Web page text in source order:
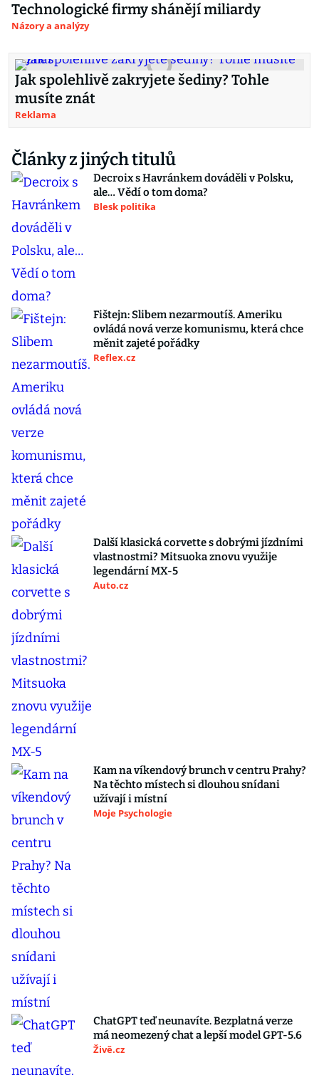
Technologické firmy shánějí miliardy
Názory a analýzy
Jak spolehlivě zakryjete šediny? Tohle
musíte znát
Reklama
Články z jiných titulů
Decroix s Havránkem dováděli v Polsku,
ale… Vědí o tom doma?
Blesk politika
Fištejn: Slibem nezarmoutíš. Ameriku
ovládá nová verze komunismu, která chce
měnit zajeté pořádky
Reflex.cz
Další klasická corvette s dobrými jízdními
vlastnostmi? Mitsuoka znovu využije
legendární MX-5
Auto.cz
Kam na víkendový brunch v centru Prahy?
Na těchto místech si dlouhou snídani
užívají i místní
Moje Psychologie
ChatGPT teď neunavíte. Bezplatná verze
má neomezený chat a lepší model GPT-5.6
Živě.cz